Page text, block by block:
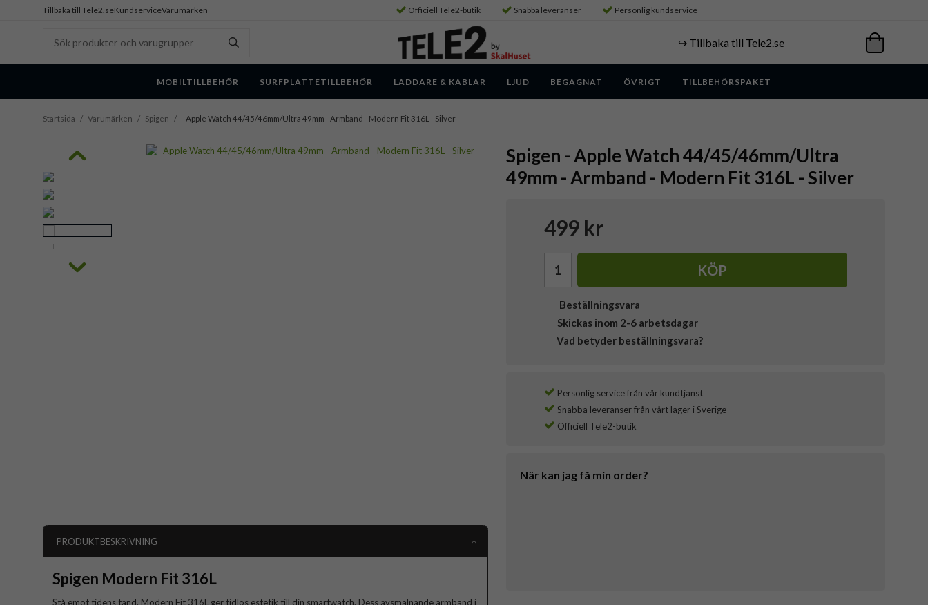
Tillbaka till Tele2.seKundserviceVarumärken Officiell Tele2-butik Snabba leveranser Personlig kundservice
↪️ Tillbaka till Tele2.se
MOBILTILLBEHÖR SURFPLATTETILLBEHÖR LADDARE & KABLAR LJUD BEGAGNAT ÖVRIGT TILLBEHÖRSPAKET
Startsida / Varumärken / Spigen / - Apple Watch 44/45/46mm/Ultra 49mm - Armband - Modern Fit 316L - Silver
Spigen - Apple Watch 44/45/46mm/Ultra
49mm - Armband - Modern Fit 316L - Silver
499 kr
KÖP
Beställningsvara
Skickas inom 2-6 arbetsdagar
Vad betyder beställningsvara?
Personlig service från vår kundtjänst
Snabba leveranser från vårt lager i Sverige
Officiell Tele2-butik
När kan jag få min order?
PRODUKTBESKRIVNING
Spigen Modern Fit 316L
Stå emot tidens tand. Modern Fit 316L ger tidlös estetik till din smartwatch. Dess avsmalnande armband i